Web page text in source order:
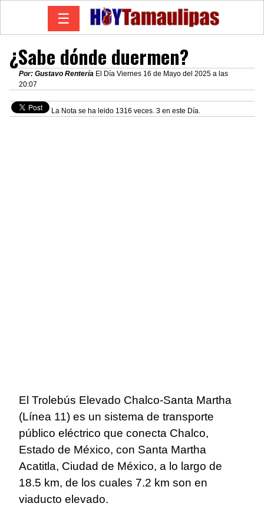
☰
¿Sabe dónde duermen?
Por: Gustavo Rentería El Día Viernes 16 de Mayo del 2025 a las
20:07
La Nota se ha leido 1316 veces. 3 en este Día.
El Trolebús Elevado Chalco-Santa Martha
(Línea 11) es un sistema de transporte
público eléctrico que conecta Chalco,
Estado de México, con Santa Martha
Acatitla, Ciudad de México, a lo largo de
18.5 km, de los cuales 7.2 km son en
viaducto elevado.